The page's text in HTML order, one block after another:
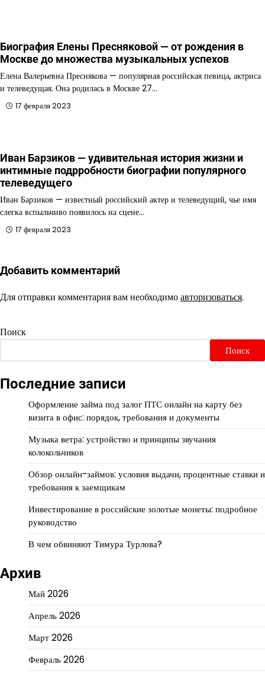
Биография Елены Пресняковой — от рождения в
Москве до множества музыкальных успехов
Елена Валерьевна Преснякова — популярная российская певица, актриса
и телеведущая. Она родилась в Москве 27…
17 февраля 2023
Иван Барзиков — удивительная история жизни и
интимные подрробности биографии популярного
телеведущего
Иван Барзиков — известный российский актер и телеведущий, чье имя
слегка вспыльчиво появилось на сцене…
17 февраля 2023
Добавить комментарий
Для отправки комментария вам необходимоавторизоваться.
Поиск
Поиск
Последние записи
Оформление займа под залог ПТС онлайн на карту без
визита в офис: порядок, требования и документы
Музыка ветра: устройство и принципы звучания
колокольчиков
Обзор онлайн-займов: условия выдачи, процентные ставки и
требования к заемщикам
Инвестирование в российские золотые монеты: подробное
руководство
В чем обвиняют Тимура Турлова?
Архив
Май 2026
Апрель 2026
Март 2026
Февраль 2026